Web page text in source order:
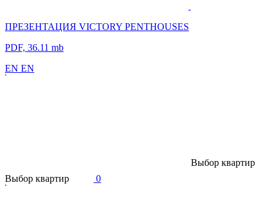
ПРЕЗЕНТАЦИЯ VICTORY PENTHOUSES
PDF, 36.11 mb
EN EN
Выбор квартир
Выбор квартир 0